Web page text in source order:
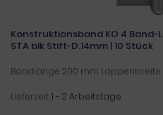
Konstruktionsband KO 4
STA blk Stift-D.14mm | 10 Stück
Bandlänge 200 mm Lappenbreite
Lieferzeit:1 - 2 Arbeitstage